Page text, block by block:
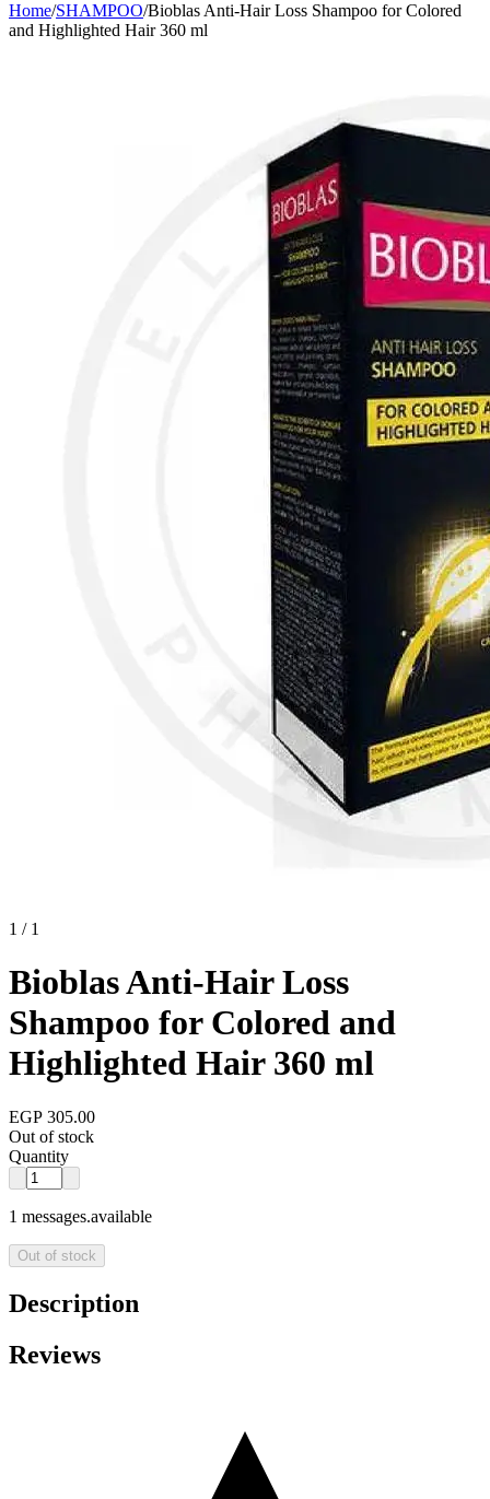
Home/SHAMPOO/Bioblas Anti-Hair Loss Shampoo for Colored
and Highlighted Hair 360 ml
1 / 1
Bioblas Anti-Hair Loss
Shampoo for Colored and
Highlighted Hair 360 ml
EGP 305.00
Out of stock
Quantity
1 messages.available
Out of stock
Description
Reviews